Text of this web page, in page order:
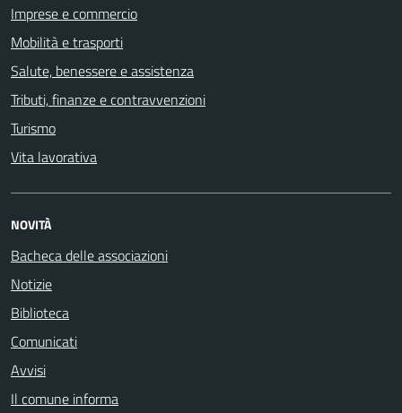
Imprese e commercio
Mobilità e trasporti
Salute, benessere e assistenza
Tributi, finanze e contravvenzioni
Turismo
Vita lavorativa
NOVITÀ
Bacheca delle associazioni
Notizie
Biblioteca
Comunicati
Avvisi
Il comune informa